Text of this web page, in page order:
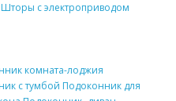
Шторы с электроприводом
комната-лоджия
с тумбой Подоконник для